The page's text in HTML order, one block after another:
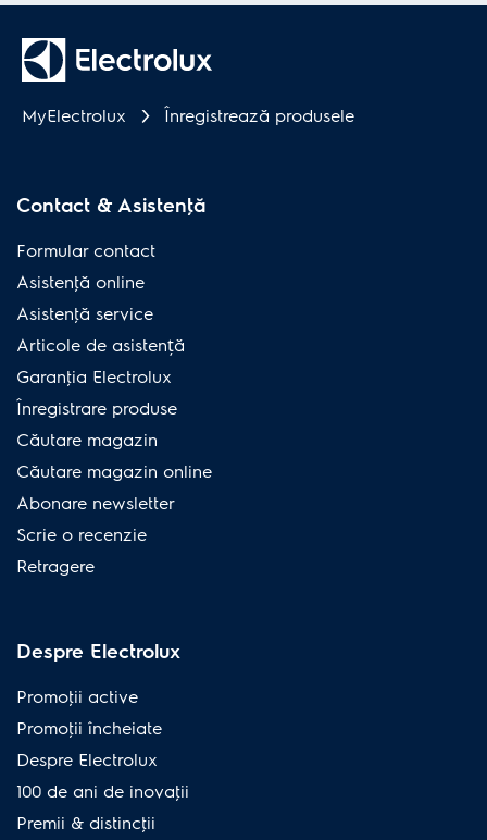
MyElectrolux Înregistrează produsele
Contact & Asistenţă
Formular contact
Asistenţă online
Asistenţă service
Articole de asistență
Garanţia Electrolux
Înregistrare produse
Căutare magazin
Căutare magazin online
Abonare newsletter
Scrie o recenzie
Retragere
Despre Electrolux
Promoţii active
Promoţii încheiate
Despre Electrolux
100 de ani de inovaţii
Premii & distincţii